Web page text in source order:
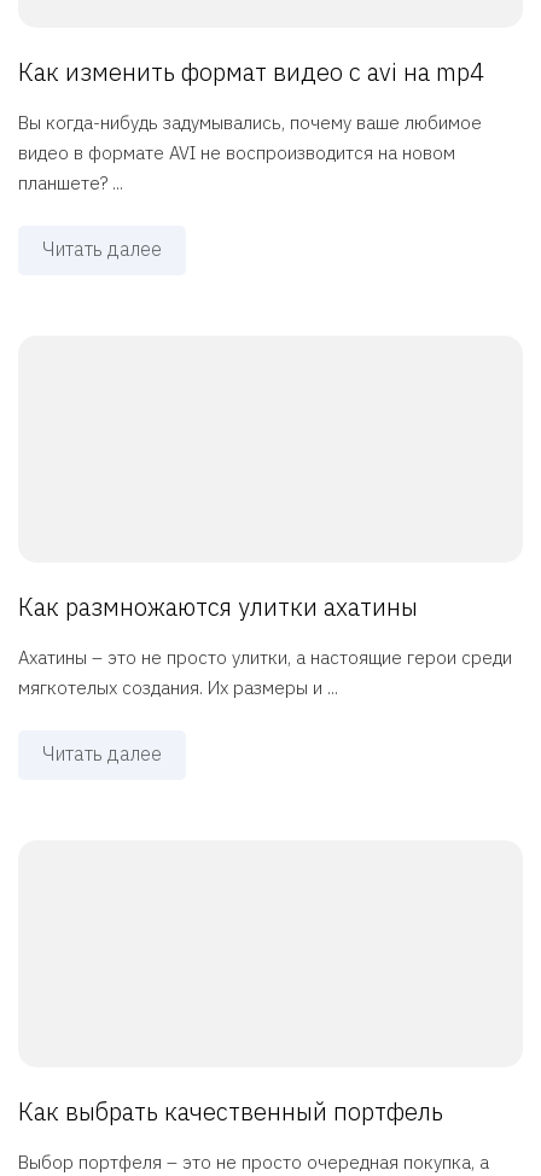
Как изменить формат видео с avi на mp4
Вы когда-нибудь задумывались, почему ваше любимое
видео в формате AVI не воспроизводится на новом
планшете? ...
Читать далее
Как размножаются улитки ахатины
Ахатины – это не просто улитки, а настоящие герои среди
мягкотелых создания. Их размеры и ...
Читать далее
Как выбрать качественный портфель
Выбор портфеля – это не просто очередная покупка, а